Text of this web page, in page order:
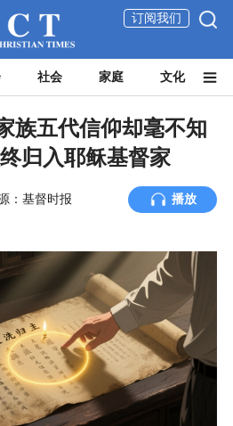
订阅我们
社会 家庭 文化
族五代信仰却毫不知
归入耶稣基督家
：基督时报 播放